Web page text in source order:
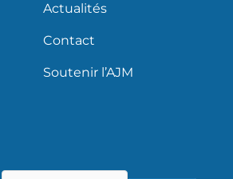
Actualités
Contact
Soutenir l’AJM